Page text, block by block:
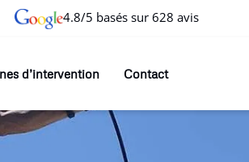
4.8/5 basés sur 628 avis
d’intervention Contact